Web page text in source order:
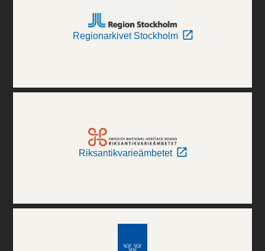
Regionarkivet Stockholm
Riksantikvarieämbetet